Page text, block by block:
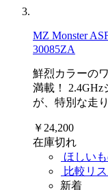
MZ Monster
30085ZA
鮮烈カラーの
満載！ 2.4GHz
が、特別な走
￥24,200
在庫切れ
ほしい
比較リ
新着